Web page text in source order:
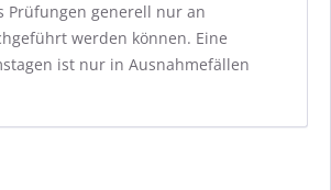
Prüfungen generell nur an
werden können. Eine
ist nur in Ausnahmefällen